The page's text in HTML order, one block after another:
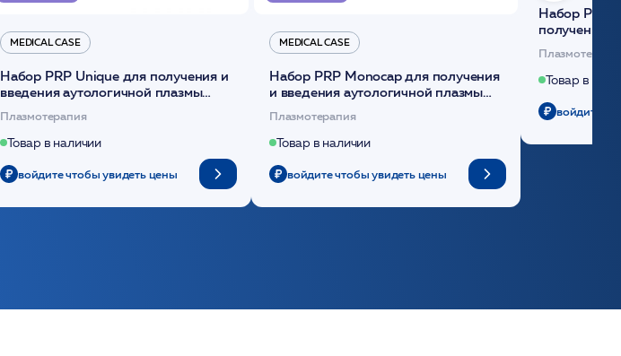
MEDICAL CASE
Набор PRP Unique для получения и
введения аутологичной плазмы
(саше 1шт)/Medical Case
Плазмотерапия
Товар в наличии
войдите чтобы увидеть цены
MEDICAL CASE
Набор PRP Monocap для получения
и введения аутологичной плазмы
(саше 1шт)/Medical Case
Плазмотерапия
Товар в наличии
войдите чтобы увидеть цены
Набор Plasmoactive Стандарт для
получения
плазмы
Товар в
войдите